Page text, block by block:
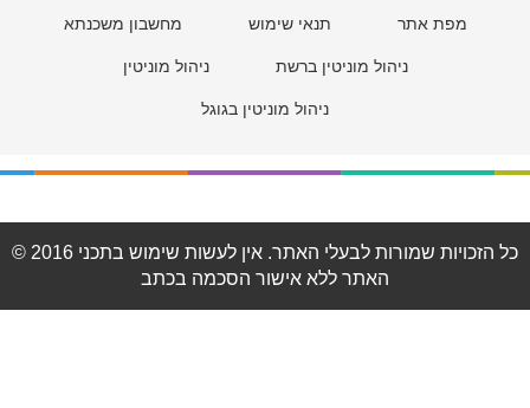
מפת אתר תנאי שימוש מחשבון משכנתא
ניהול מוניטין ברשת ניהול מוניטין
ניהול מוניטין בגוגל
© 2016 כל הזכויות שמורות לבעלי האתר. אין לעשות שימוש בתכני
האתר ללא אישור הסכמה בכתב